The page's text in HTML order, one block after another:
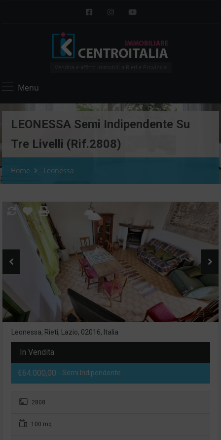
Vendita e affitto immobili a Rieti e Provincia
Menu
LEONESSA Semi Indipendente Su
Tre Livelli (Rif.2808)
Home Leonessa
Leonessa, Rieti, Lazio, 02016, Italia
In Vendita
€64.000,00 - Semi Indipendente
2808
100 mq